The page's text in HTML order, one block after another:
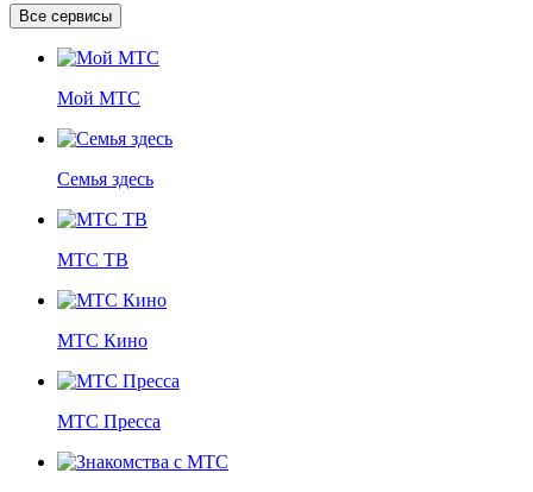
Все сервисы
Мой МТС
Семья здесь
МТС ТВ
МТС Кино
МТС Пресса